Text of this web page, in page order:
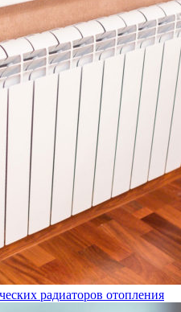
радиаторов отопления